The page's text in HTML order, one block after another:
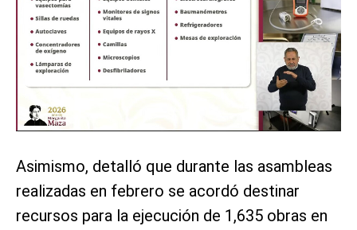
Asimismo, detalló que durante las asambleas
realizadas en febrero se acordó destinar
recursos para la ejecución de 1,635 obras en